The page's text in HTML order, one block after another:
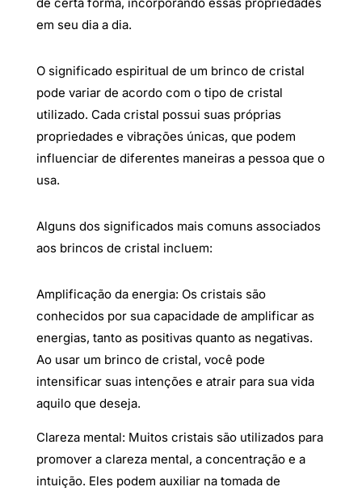
de certa forma, incorporando essas propriedades
em seu dia a dia.
O significado espiritual de um brinco de cristal
pode variar de acordo com o tipo de cristal
utilizado. Cada cristal possui suas próprias
propriedades e vibrações únicas, que podem
influenciar de diferentes maneiras a pessoa que o
usa.
Alguns dos significados mais comuns associados
aos brincos de cristal incluem:
Amplificação da energia: Os cristais são
conhecidos por sua capacidade de amplificar as
energias, tanto as positivas quanto as negativas.
Ao usar um brinco de cristal, você pode
intensificar suas intenções e atrair para sua vida
aquilo que deseja.
Clareza mental: Muitos cristais são utilizados para
promover a clareza mental, a concentração e a
intuição. Eles podem auxiliar na tomada de